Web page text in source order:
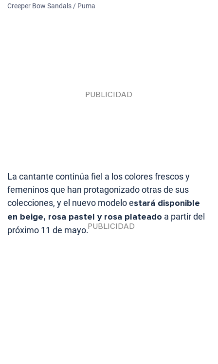
Creeper Bow Sandals / Puma
La cantante continúa fiel a los colores frescos y
femeninos que han protagonizado otras de sus
colecciones, y el nuevo modelo estará disponible
en beige, rosa pastel y rosa plateado a partir del
próximo 11 de mayo.